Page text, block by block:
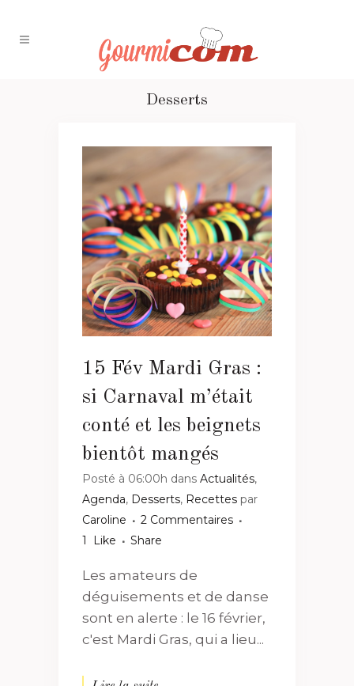
Desserts
15 Fév Mardi Gras :
si Carnaval m’était
conté et les beignets
bientôt mangés
Posté à 06:00h dans Actualités,
Agenda, Desserts, Recettes par
Caroline
2 Commentaires
1
Like Share
Les amateurs de
déguisements et de danse
sont en alerte : le 16 février,
c'est Mardi Gras, qui a lieu...